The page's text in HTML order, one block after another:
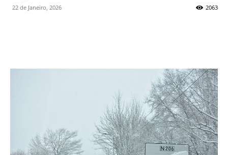
22 de Janeiro, 2026 2063